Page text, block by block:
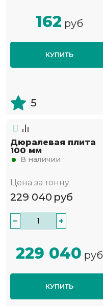
162 руб
КУПИТЬ
5
Дюралевая плита
100 мм
В наличии
Цена за тонну
229 040 руб
− +
229 040 руб
КУПИТЬ